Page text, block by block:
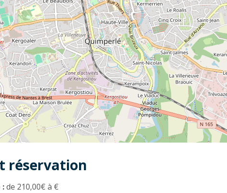
réservation
:de 210,00€ à €